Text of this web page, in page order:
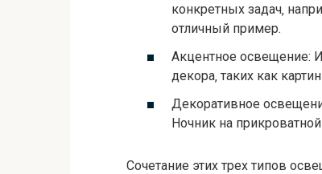
конкретных задач‚
отличный пример.
Акцентное освещение:
декора‚ таких как
Декоративное
Ночник на
Сочетание этих трех типов